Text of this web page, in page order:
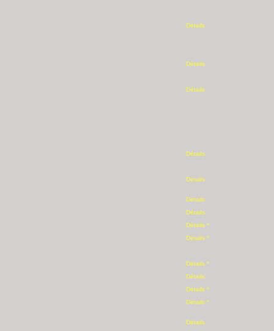
Détails
Détails
Détails
Détails
Détails
Détails
Détails
Détails *
Détails *
Détails *
Détails
Détails *
Détails *
Détails